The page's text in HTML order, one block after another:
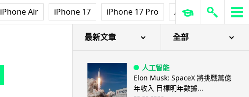
iPhone Air iPhone 17 iPhone 17 Pro AirPods Pro 3
最新文章 全部
人工智能
Elon Musk: SpaceX 將挑戰萬億
年收入 目標明年數據...